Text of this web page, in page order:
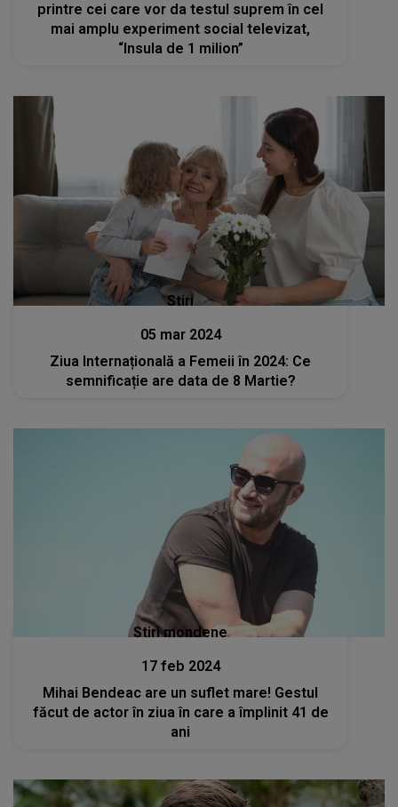
printre cei care vor da testul suprem în cel
mai amplu experiment social televizat,
“Insula de 1 milion”
Stiri
05 mar 2024
Ziua Internațională a Femeii în 2024: Ce
semnificație are data de 8 Martie?
Stiri mondene
17 feb 2024
Mihai Bendeac are un suflet mare! Gestul
făcut de actor în ziua în care a împlinit 41 de
ani